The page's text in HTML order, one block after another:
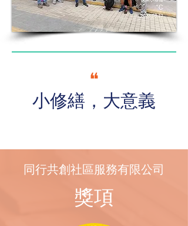
❝
小修繕，大意義
同行共創社區服務有限公司
​獎項